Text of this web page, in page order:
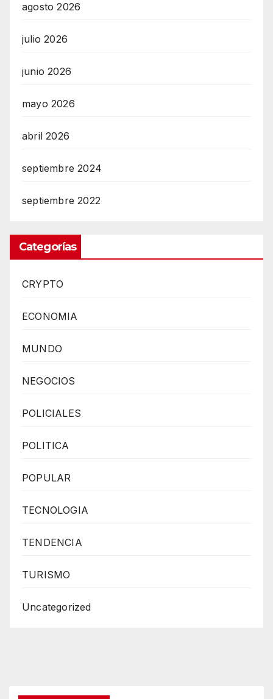
agosto 2026
julio 2026
junio 2026
mayo 2026
abril 2026
septiembre 2024
septiembre 2022
Categorías
CRYPTO
ECONOMIA
MUNDO
NEGOCIOS
POLICIALES
POLITICA
POPULAR
TECNOLOGIA
TENDENCIA
TURISMO
Uncategorized